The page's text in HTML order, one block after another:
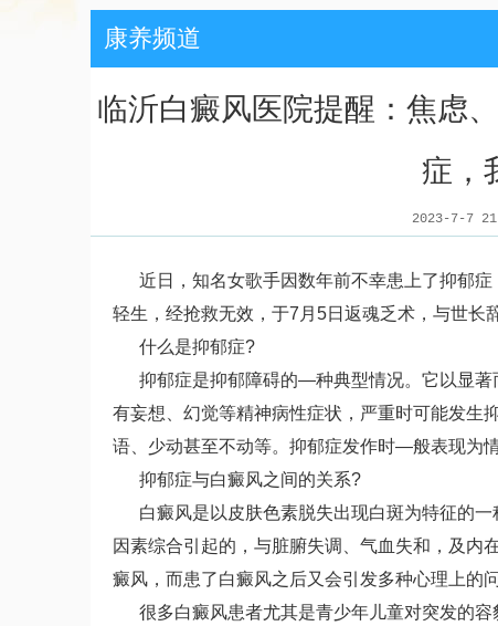
康养频道
临沂白癜风医院提醒：焦虑
症，
2023-7-7
近日，知名女歌手因数年前不幸患上了抑郁症
轻生，经抢救无效，于7月5日返魂乏术，与世长
什么是抑郁症?
抑郁症是抑郁障碍的—种典型情况。它以显著
有妄想、幻觉等精神病性症状，严重时可能发生
语、少动甚至不动等。抑郁症发作时—般表现为
抑郁症与白癜风之间的关系?
白癜风是以皮肤色素脱失出现白斑为特征的一
因素综合引起的，与脏腑失调、气血失和，及内
癜风，而患了白癜风之后又会引发多种心理上的
很多白癜风患者尤其是青少年儿童对突发的容